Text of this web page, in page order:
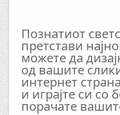
Познатиот
претстави
можете да
од вашите
интернет страна
и играјте си со
порачате